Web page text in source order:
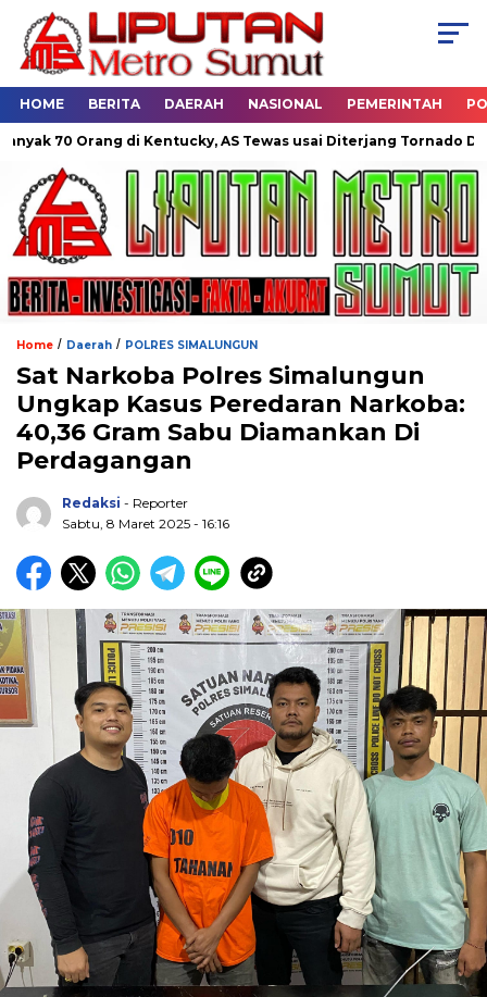
HOME BERITA DAERAH NASIONAL PEMERINTAH
di Kentucky, AS Tewas usai Diterjang Tornado Dahsyat
Home / Daerah / POLRES SIMALUNGUN
Sat Narkoba Polres Simalungun
Ungkap Kasus Peredaran Narkoba:
40,36 Gram Sabu Diamankan Di
Perdagangan
Redaksi - Reporter
Sabtu, 8 Maret 2025 - 16:16